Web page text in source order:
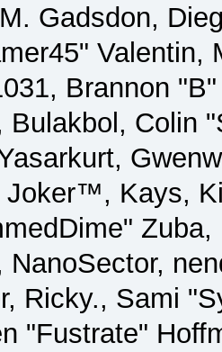
Gadsdon,
Brannon
Bulakbol, Colin
Joker™, Kays,
NanoSector,
Ricky., Sami
"Fustrate"